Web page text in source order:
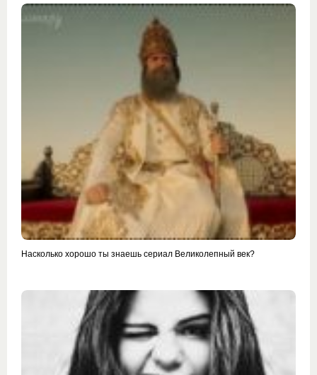
Насколько хорошо ты знаешь сериал Великолепный век?